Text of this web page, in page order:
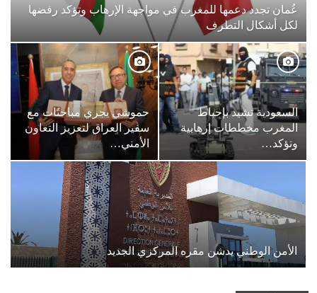
عُمان تجدد دعمها للمغرب في مواجهة الإرهاب وتؤكد رفضها
لكل أشكال التطرف
السعودية تشيد بإحباط
المغرب مخططات إرهابية
وتؤكد…
حموشي يجري مباحثات مع
سفير العراق لتعزيز التعاون
الأمني…
الأمن الوطني يدشن مقره المركزي الجديد